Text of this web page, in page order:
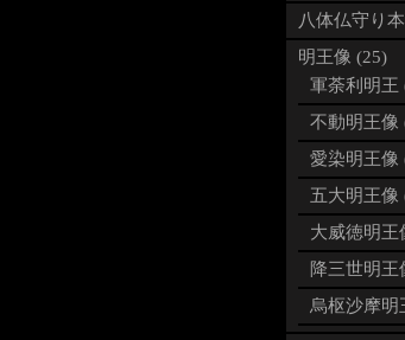
八体仏守り
明王像 (25)
軍荼利明王
不動明王像
愛染明王像
五大明王像
大威徳明王
降三世明王
烏枢沙摩明